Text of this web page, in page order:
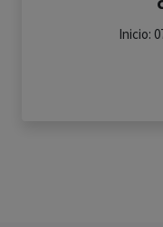
Inicio: